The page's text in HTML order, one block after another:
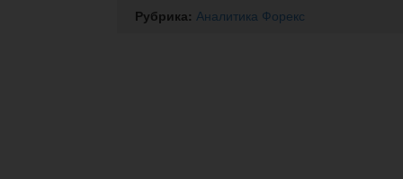
Рубрика: Аналитика Форекс